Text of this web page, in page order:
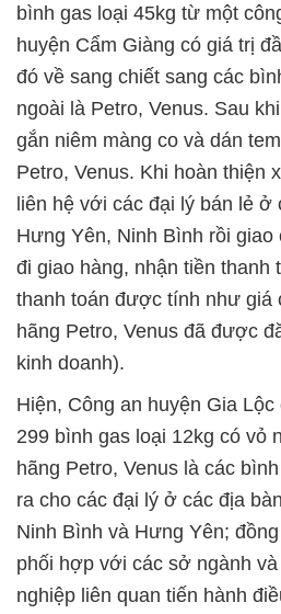
bình gas loại 45kg từ một
huyện Cẩm Giàng có giá trị
đó về sang chiết sang các
ngoài là Petro, Venus. Sau
gắn niêm màng co và dán
Petro, Venus. Khi hoàn thiện
liên hệ với các đại lý bán lẻ ở
Hưng Yên, Ninh Bình rồi giao
đi giao hàng, nhận tiền
thanh toán được tính như giá
hãng Petro, Venus đã được
kinh doanh).
Hiện, Công an huyện Gia
299 bình gas loại 12kg có vỏ
hãng Petro, Venus là các
ra cho các đại lý ở các địa
Ninh Bình và Hưng Yên;
phối hợp với các sở ngành
nghiệp liên quan tiến hành